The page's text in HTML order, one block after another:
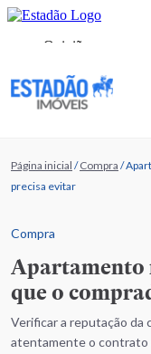
Página inicial /Compra /
precisa evitar
Compra
Apartamento
que o
Verificar a reputação da
atentamente o contrato